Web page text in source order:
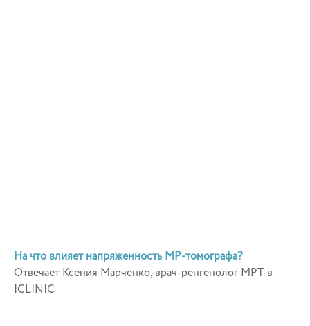
На что влияет напряженность МР-томографа?
Отвечает Ксения Марченко, врач-ренгенолог МРТ в
ICLINIC